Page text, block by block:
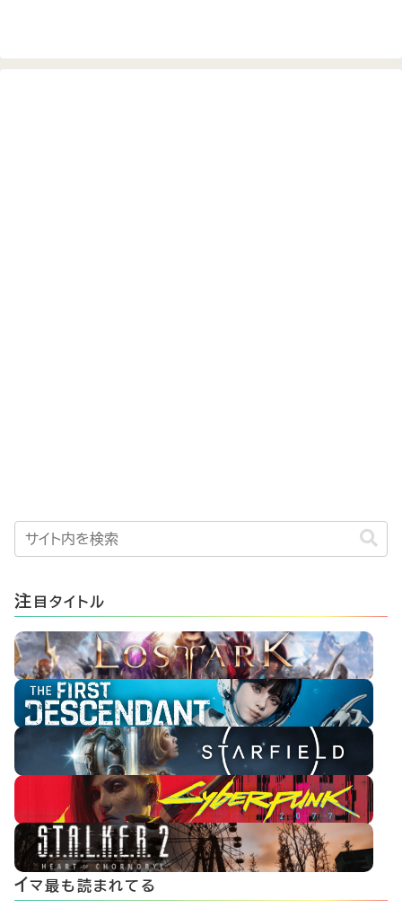
注 目タイトル
イマ最も読まれてる